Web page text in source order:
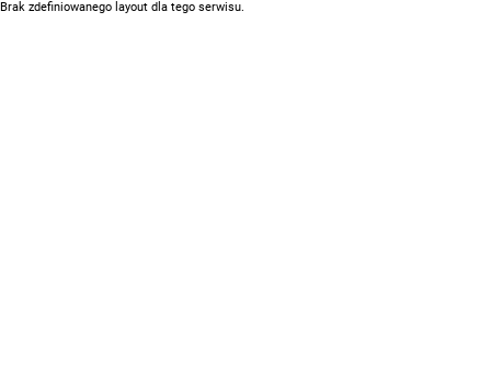
Brak zdefiniowanego layout dla tego serwisu.